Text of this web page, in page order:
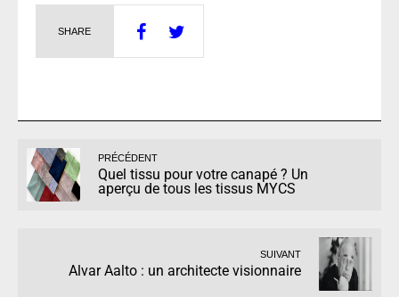
SHARE
PRÉCÉDENT
Quel tissu pour votre canapé ? Un
aperçu de tous les tissus MYCS
SUIVANT
Alvar Aalto : un architecte visionnaire